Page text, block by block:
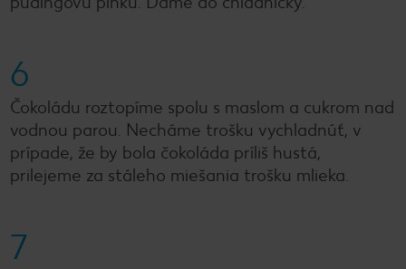
6
Čokoládu roztopíme spolu s maslom a cukrom nad
vodnou parou. Necháme trošku vychladnúť, v
prípade, že by bola čokoláda príliš hustá,
prilejeme za stáleho miešania trošku mlieka.
7